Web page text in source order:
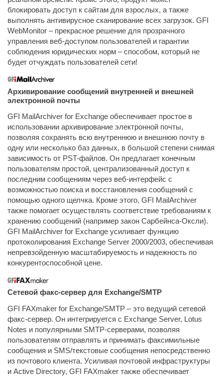
блокировать доступ к сайтам для взрослых, а также
выполнять антивирусное сканирование всех загрузок. GFI
WebMonitor – прекрасное решение для прозрачного
управления веб-доступом пользователей и гарантии
соблюдения юридических норм – способом, который не
будет отчуждать пользователей сети!
Архивирование сообщений внутренней и внешней
электронной почты
GFI MailArchiver for Exchange обеспечивает простое в
использовании архивирование электронной почты,
позволяя сохранять всю внутреннюю и внешнюю почту в
одну или несколько баз данных, в большой степени снимая
зависимость от PST-файлов. Он предлагает конечным
пользователям простой, централизованный доступ к
последним сообщениям через веб-интерфейс с
возможностью поиска и восстановления сообщений с
помощью одного щелчка. Кроме этого, GFI MailArchiver
также помогает осуществлять соответствие требованиям к
хранению сообщений (например закон Сарбейнса-Оксли).
GFI MailArchiver for Exchange усиливает функцию
протоколирования Exchange Server 2000/2003, обеспечивая
непревзойденную масштабируемость и надежность по
конкурентоспособной цене.
Сетевой факс-сервер для Exchange/SMTP
GFI FAXmaker for Exchange/SMTP – это ведущий сетевой
факс-сервер. Он интегрируется с Exchange Server, Lotus
Notes и популярными SMTP-серверами, позволяя
пользователям отправлять и принимать факсимильные
сообщения и SMS/текстовые сообщения непосредственно
из почтового клиента. Усиливая почтовой инфраструктуры
и Active Directory, GFI FAXmaker также обеспечивает